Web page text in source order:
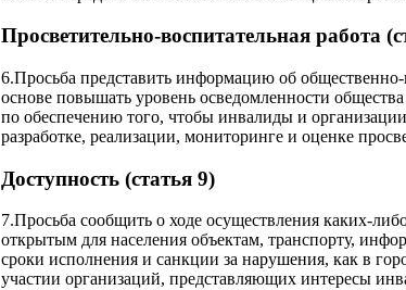
Просветительно-воспитательная работа
6.Просьба представить информацию об общественно-
основе повышать уровень осведомленности
по обеспечению того, чтобы инвалиды и
разработке, реализации, мониторинге и оценке
Доступность (статья 9)
7.Просьба сообщить о ходе осуществления каких-
открытым для населения объектам, транспорту,
сроки исполнения и санкции за нарушения, как в
участии организаций, представляющих интересы